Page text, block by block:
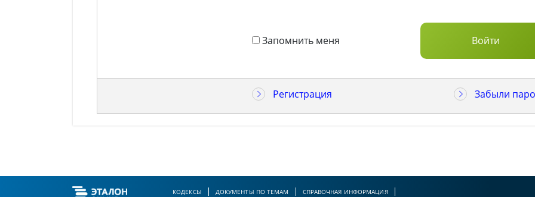
Запомнить меня
Регистрация Забыли
КОДЕКСЫ ДОКУМЕНТЫ ПО ТЕМАМ
СПРАВОЧНАЯ ИНФОРМАЦИЯ